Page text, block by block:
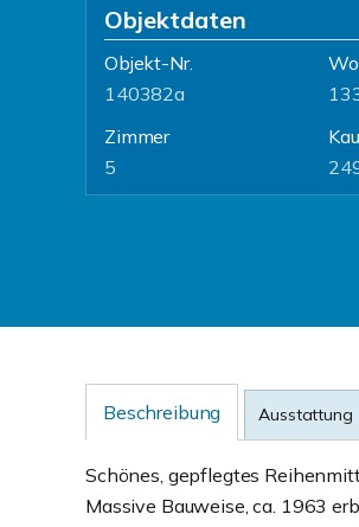
Objektdaten
Objekt-Nr.
140382a
Zimmer
5
Beschreibung Ausstattung
Schönes, gepflegtes
Massive Bauweise, ca. 1963